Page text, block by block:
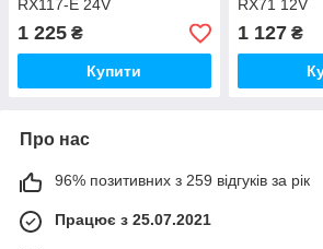
RX117-E 24V
1 225 ₴
Купити
RX71 12V
1 127₴
Про нас
96% позитивних з 259 відгуків за рік
Працює з 25.07.2021